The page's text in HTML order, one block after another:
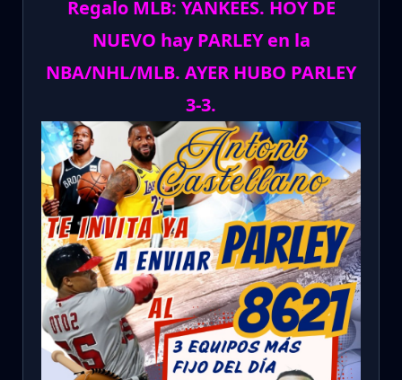
Regalo MLB: YANKEES. HOY DE
NUEVO hay PARLEY en la
NBA/NHL/MLB. AYER HUBO PARLEY
3-3.